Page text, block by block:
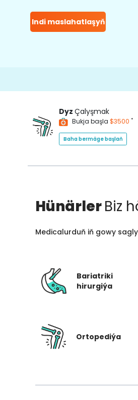
Indi maslahatlaşyň
Dyz Çalyşmak
Bukja başla $3500 *
Baha bermäge başlaň
HünärlerBiz
Medicalurduň iň gowy
Bariatriki
hirurgiýa
Ortopediýa